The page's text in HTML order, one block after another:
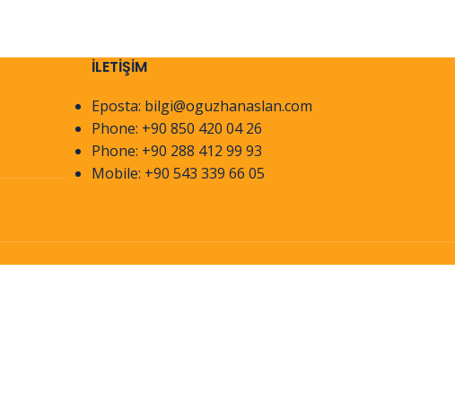
İLETİŞİM
Eposta: bilgi@oguzhanaslan.com
Phone: +90 850 420 04 26
Phone: +90 288 412 99 93
Mobile: +90 543 339 66 05